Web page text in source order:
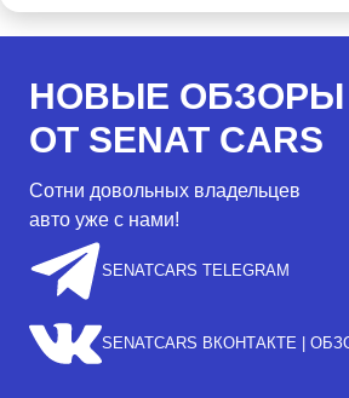
НОВЫЕ ОБЗОРЫ
ОТ SENAT CARS
Сотни довольных владельцев
авто уже с нами!
SENATCARS TELEGRAM
SENATCARS ВКОНТАКТЕ |